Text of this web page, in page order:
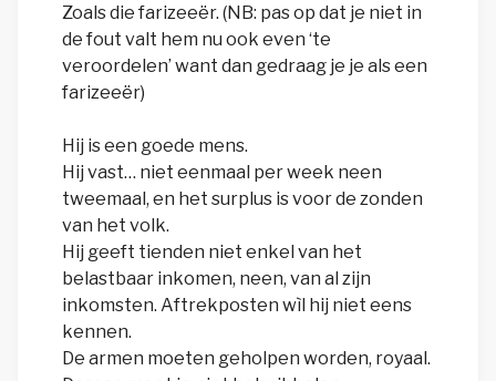
Zoals die farizeeër. (NB: pas op dat je niet in
de fout valt hem nu ook even ‘te
veroordelen’ want dan gedraag je je als een
farizeeër)
Hij is een goede mens.
Hij vast… niet eenmaal per week neen
tweemaal, en het surplus is voor de zonden
van het volk.
Hij geeft tienden niet enkel van het
belastbaar inkomen, neen, van al zijn
inkomsten. Aftrekposten wìl hij niet eens
kennen.
De armen moeten geholpen worden, royaal.